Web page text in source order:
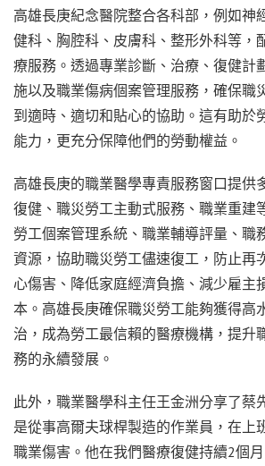
高雄長庚紀念醫院整合各科部，例如神
健科、胸腔科、皮膚科、整形外科等，
療服務。透過專業診斷、治療、復健計
施以及職業傷病個案管理服務，確保職
到適時、適切和貼心的協助。這有助於
能力，更充分保障他們的勞動權益。
高雄長庚的職業醫學專責服務窗口提供
復健、職災勞工主動式服務、職業重建
勞工個案管理系統、職業輔導評量、職
資源，協助職災勞工儘速復工，防止再
心傷害、降低家庭經濟負擔、減少雇主
本。高雄長庚確保職災勞工能夠獲得高
治，成為勞工最信賴的醫療機構，提升
務的永續發展。
此外，職業醫學科主任王金洲分享了蔡
是從事高爾夫球桿製造的作業員，在上
職業傷害。他在我們醫療復健持續2個